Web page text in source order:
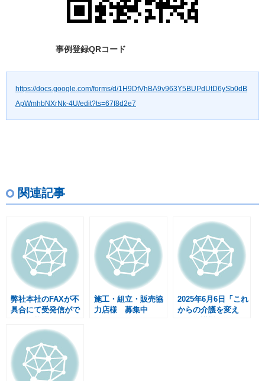
事例登録QRコード
https://docs.google.com/forms/d/1H9DfVhBA9v963Y5BUPdUtD6ySb0dB
ApWmhbNXrNk-4U/edit?ts=67f8d2e7
関連記事
弊社本社のFAXが不
具合にて受発信がで
施工・組立・販売協
力店様 募集中
2025年6月6日「これ
からの介護を変え